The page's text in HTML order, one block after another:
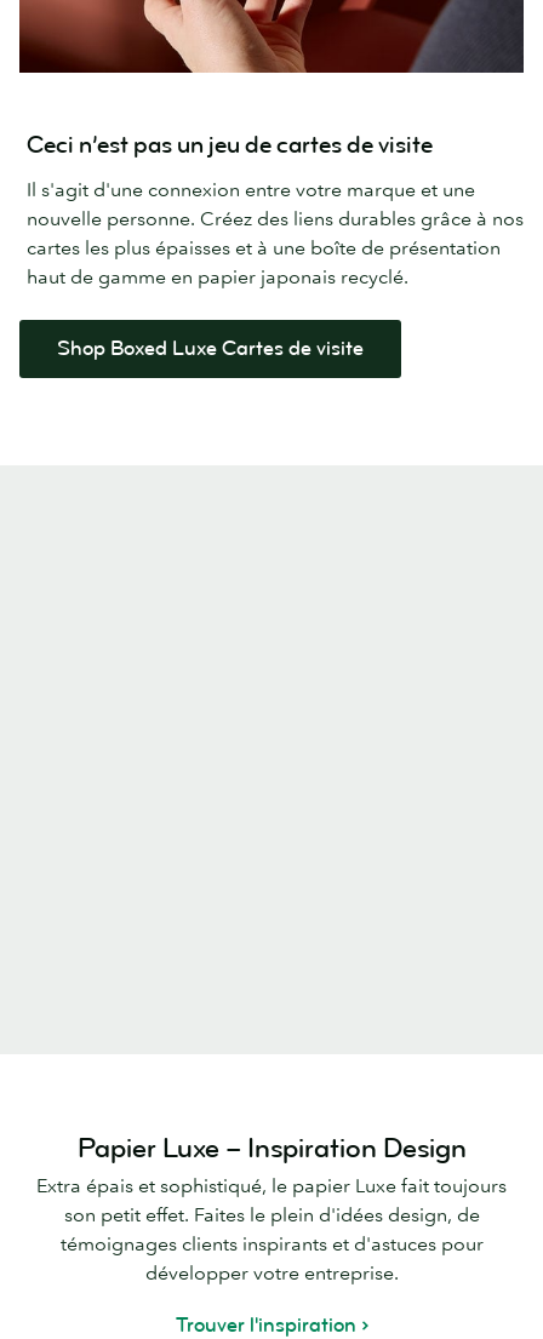
Ceci n’est pas un jeu de cartes de visite
Il s'agit d'une connexion entre votre marque et une
nouvelle personne. Créez des liens durables grâce à nos
cartes les plus épaisses et à une boîte de présentation
haut de gamme en papier japonais recyclé.
Shop Boxed Luxe Cartes de visite
Papier Luxe – Inspiration Design
Extra épais et sophistiqué, le papier Luxe fait toujours
son petit effet. Faites le plein d'idées design, de
témoignages clients inspirants et d'astuces pour
développer votre entreprise.
Trouver l'inspiration